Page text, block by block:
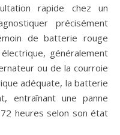
rapide chez un
précisément
de batterie rouge
généralement
ou de la courroie
adéquate, la batterie
entraînant une panne
heures selon son état